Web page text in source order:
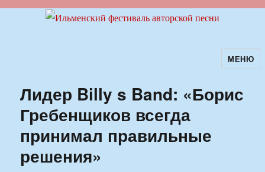
Ильменский фестиваль авторскойМЕНЮ
Лидер Billy s Band: «Борис
Гребенщиков всегда
принимал правильные
решения»